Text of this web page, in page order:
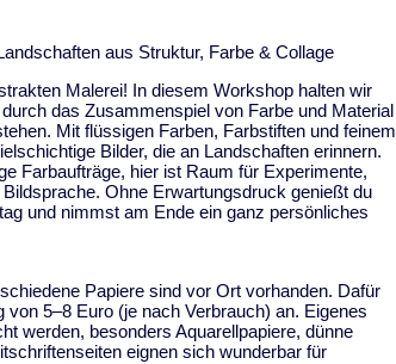
aus Struktur, Farbe & Collage
Malerei! In diesem Workshop halten wir
das Zusammenspiel von Farbe und Material
Mit flüssigen Farben, Farbstiften und feinem
Bilder, die an Landschaften erinnern.
Farbaufträge, hier ist Raum für Experimente,
Ohne Erwartungsdruck genießt du
und nimmst am Ende ein ganz persönliches
Papiere sind vor Ort vorhanden. Dafür
von 5–8 Euro (je nach Verbrauch) an. Eigenes
werden, besonders Aquarellpapiere, dünne
eignen sich wunderbar für